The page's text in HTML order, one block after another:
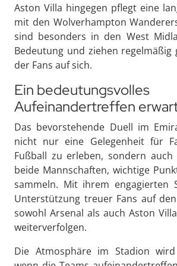
Aston Villa hingegen pflegt eine
mit den Wolverhampton
sind besonders in den West
Bedeutung und ziehen regelmäßig
der Fans auf sich.
Ein bedeutungsvolles
Aufeinandertreffen
Das bevorstehende Duell im
nicht nur eine Gelegenheit für
Fußball zu erleben, sondern
beide Mannschaften, wichtige
sammeln. Mit ihrem engagierten
Unterstützung treuer Fans auf
sowohl Arsenal als auch Aston
weiterverfolgen.
Die Atmosphäre im Stadion